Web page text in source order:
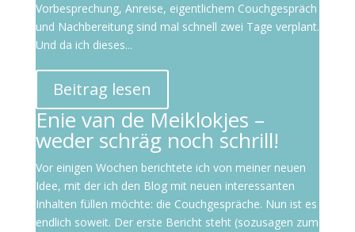
Vorbesprechung, Anreise, eigentlichem Couchgespräch
und Nachbereitung sind mal schnell zwei Tage verplant.
Und da ich dieses...
Beitrag lesen
Enie van de Meiklokjes –
weder schräg noch schrill!
Vor einigen Wochen berichtete ich von meiner neuen
Idee, mit der ich den Blog mit neuen interessanten
Inhalten füllen möchte: die Couchgespräche. Nun ist es
endlich soweit. Der erste Bericht steht (sozusagen zum